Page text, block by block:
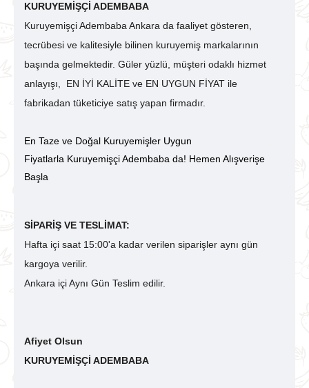
KURUYEMİŞÇİ ADEMBABA
Kuruyemişçi Adembaba Ankara da faaliyet gösteren,
tecrübesi ve kalitesiyle bilinen kuruyemiş markalarının
başında gelmektedir. Güler yüzlü, müşteri odaklı hizmet
anlayışı,
EN İYİ KALİTE ve EN UYGUN FİYAT ile
fabrikadan tüketiciye satış yapan firmadır.
En Taze ve Doğal Kuruyemişler Uygun
Fiyatlarla Kuruyemişçi Adembaba da! Hemen Alışverişe
Başla
SİPARİŞ VE TESLİMAT:
Hafta içi saat 15:00'a kadar verilen siparişler aynı gün
kargoya verilir.
Ankara içi Aynı Gün Teslim edilir.
Afiyet Olsun
KURUYEMİŞÇİ ADEMBABA